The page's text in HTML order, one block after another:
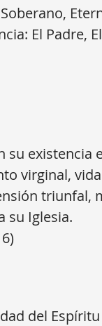
El Padre,
su existencia
virginal,
triunfal,
su Iglesia.
del